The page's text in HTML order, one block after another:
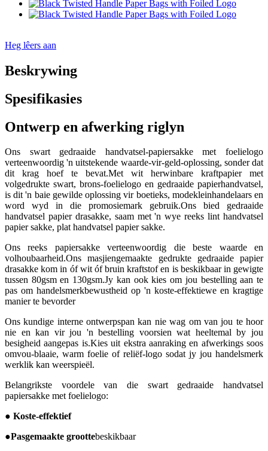
Heg lêers aan
Beskrywing
Spesifikasies
Ontwerp en afwerking riglyn
Ons swart gedraaide handvatsel-papiersakke met foelielogo
verteenwoordig 'n uitstekende waarde-vir-geld-oplossing, sonder dat
dit krag hoef te bevat.Met wit herwinbare kraftpapier met
volgedrukte swart, brons-foelielogo en gedraaide papierhandvatsel,
is dit 'n baie gewilde oplossing vir boetieks, modekleinhandelaars en
word wyd in die promosiemark gebruik.Ons bied gedraaide
handvatsel papier drasakke, saam met 'n wye reeks lint handvatsel
papier sakke, plat handvatsel papier sakke.
Ons reeks papiersakke verteenwoordig die beste waarde en
volhoubaarheid.Ons masjiengemaakte gedrukte gedraaide papier
drasakke kom in óf wit óf bruin kraftstof en is beskikbaar in gewigte
tussen 80gsm en 130gsm.Jy kan ook kies om jou bestelling aan te
pas om handelsmerkbewustheid op 'n koste-effektiewe en kragtige
manier te bevorder
Ons kundige interne ontwerpspan kan nie wag om van jou te hoor
nie en kan vir jou 'n bestelling voorsien wat heeltemal by jou
besigheid aangepas is.Kies uit ekstra aanraking en afwerkings soos
omvou-blaaie, warm foelie of reliëf-logo sodat jy jou handelsmerk
werklik kan weerspieël.
Belangrikste voordele van die swart gedraaide handvatsel
papiersakke met foelielogo:
● Koste-effektief
●Pasgemaakte groottebeskikbaar